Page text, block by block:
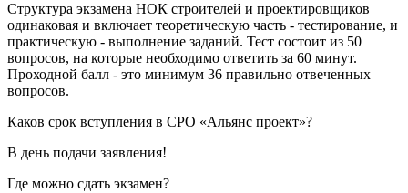
Структура экзамена НОК строителей и проектировщиков
одинаковая и включает теоретическую часть - тестирование, и
практическую - выполнение заданий. Тест состоит из 50
вопросов, на которые необходимо ответить за 60 минут.
Проходной балл - это минимум 36 правильно отвеченных
вопросов.
Каков срок вступления в СРО «Альянс проект»?
В день подачи заявления!
Где можно сдать экзамен?